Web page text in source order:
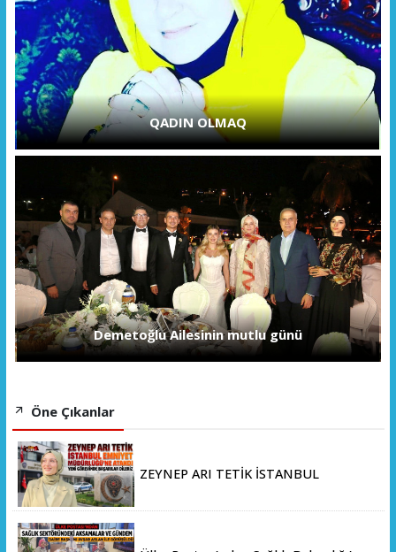
QADIN OLMAQ
Demetoğlu Ailesinin mutlu günü
Öne Çıkanlar
ZEYNEP ARI TETİK İSTANBUL